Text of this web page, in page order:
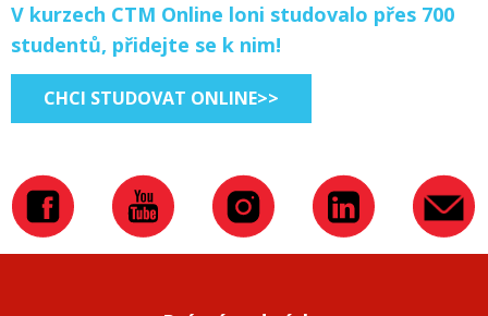
V kurzech CTM Online loni studovalo přes 700
studentů, přidejte se k nim!
CHCI STUDOVAT ONLINE>>